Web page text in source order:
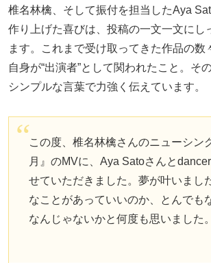
椎名林檎、そして振付を担当したAya
作り上げた喜びは、投稿の一文一文にし
ます。これまで受け取ってきた作品の数
自身が“出演者”として関われたこと。そ
シンプルな言葉で力強く伝えています。
この度、椎名林檎さんのニューシン
月』のMVに、Aya Satoさんと
せていただきました。夢が叶いまし
なことがあっていいのか、とんでも
なんじゃないかと何度も思いました。